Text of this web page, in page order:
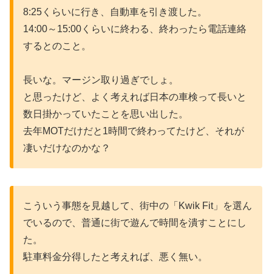
8:25くらいに行き、自動車を引き渡した。
14:00～15:00くらいに終わる、終わったら電話連絡
するとのこと。
長いな。マージン取り過ぎでしょ。
と思ったけど、よく考えれば日本の車検って長いと
数日掛かっていたことを思い出した。
去年MOTだけだと1時間で終わってたけど、それが
凄いだけなのかな？
こういう事態を見越して、街中の「Kwik Fit」を選ん
でいるので、普通に街で遊んで時間を潰すことにし
た。
駐車料金分得したと考えれば、悪く無い。